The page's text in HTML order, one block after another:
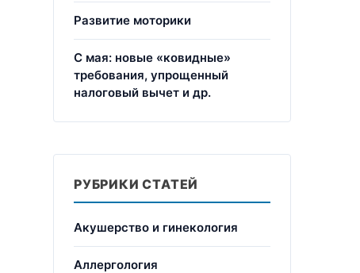
Развитие моторики
С мая: новые «ковидные»
требования, упрощенный
налоговый вычет и др.
РУБРИКИ СТАТЕЙ
Акушерство и гинекология
Аллергология